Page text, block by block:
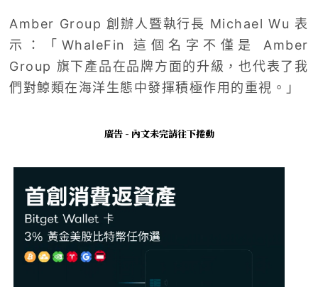
Amber Group 創辦人暨執行長 Michael Wu 表
示：「WhaleFin 這個名字不僅是 Amber
Group 旗下產品在品牌方面的升級，也代表了我
們對鯨類在海洋生態中發揮積極作用的重視。」
廣告 - 內文未完請往下捲動